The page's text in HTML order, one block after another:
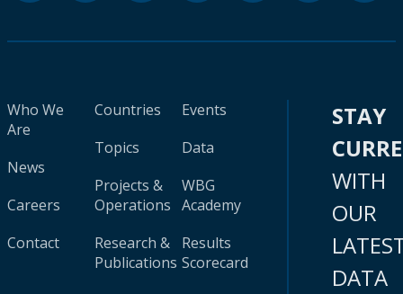
Who We
Are
News
Careers
Contact
Countries
Topics
Projects &
Operations
Research &
Publications
Events
Data
WBG
Academy
Results
Scorecard
STAY
WITH
OUR
DATA